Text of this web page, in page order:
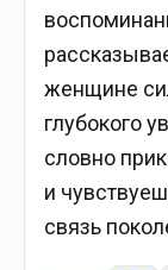
женщине
глубокого
словно
и
связь